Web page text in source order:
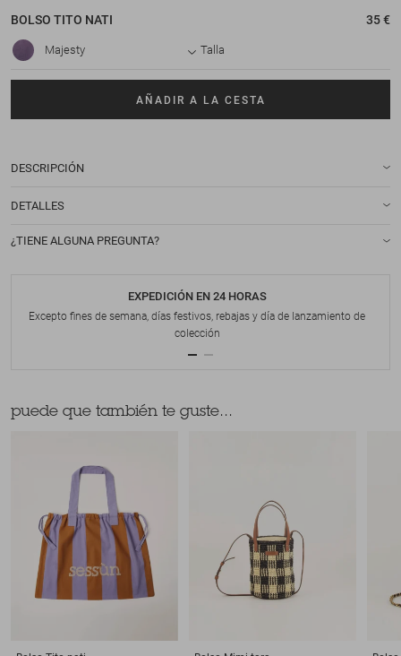
BOLSO TITO NATI 35 €
Majesty Talla
AÑADIR A LA CESTA
DESCRIPCIÓN
DETALLES
¿TIENE ALGUNA PREGUNTA?
EXPEDICIÓN EN 24 HORAS
Excepto fines de semana, días festivos, rebajas y día de lanzamiento de
colección
puede que también te guste...